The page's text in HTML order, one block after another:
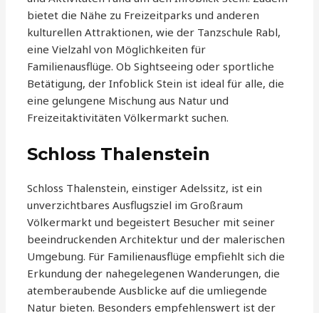
bietet die Nähe zu Freizeitparks und anderen
kulturellen Attraktionen, wie der Tanzschule Rabl,
eine Vielzahl von Möglichkeiten für
Familienausflüge. Ob Sightseeing oder sportliche
Betätigung, der Infoblick Stein ist ideal für alle, die
eine gelungene Mischung aus Natur und
Freizeitaktivitäten Völkermarkt suchen.
Schloss Thalenstein
Schloss Thalenstein, einstiger Adelssitz, ist ein
unverzichtbares Ausflugsziel im Großraum
Völkermarkt und begeistert Besucher mit seiner
beeindruckenden Architektur und der malerischen
Umgebung. Für Familienausflüge empfiehlt sich die
Erkundung der nahegelegenen Wanderungen, die
atemberaubende Ausblicke auf die umliegende
Natur bieten. Besonders empfehlenswert ist der